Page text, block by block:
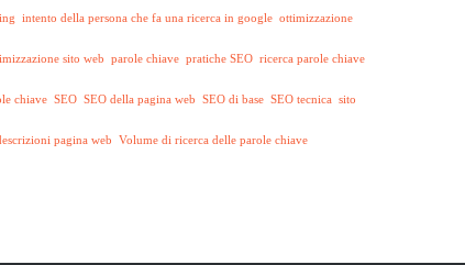
intento della persona che fa una ricerca in google ottimizzazione
sito web parole chiave pratiche SEO ricerca parole chiave
chiave SEO SEO della pagina web SEO di base SEO tecnica sito
pagina web Volume di ricerca delle parole chiave